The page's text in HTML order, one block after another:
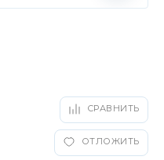
СРАВНИТЬ
ОТЛОЖИТЬ